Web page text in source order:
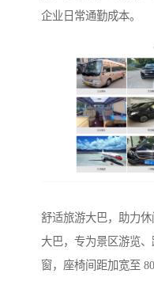
企业日常通勤成本。
舒适旅游大巴，助力
大巴，专为景区游览
窗，座椅间距加宽至